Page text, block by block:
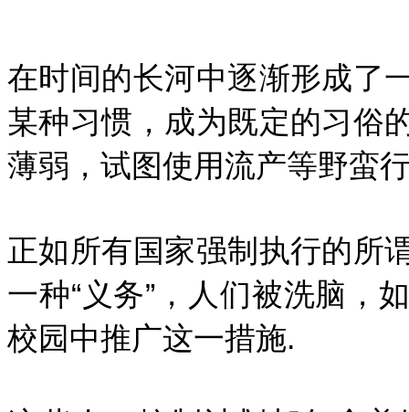
在时间的长河中逐渐形成了
某种习惯，成为既定的习俗
薄弱，试图使用流产等野蛮
正如所有国家强制执行的所
一种“义务”，人们被洗脑，
校园中推广这一措施.